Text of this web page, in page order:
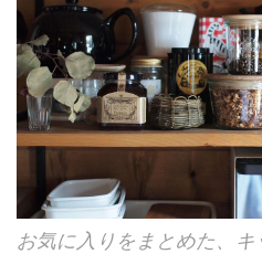
お気に入りをまとめた、